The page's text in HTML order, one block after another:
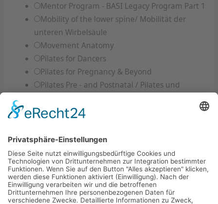
Mentor Program - BASI Legacy Program Part 1
Mobility of the lower spine/ Mobilität der
unteren Wirbelsäule
Movement Anatomy
Pilates for Dancers
Pilates for Pregnancy & Beyond
Pilates Pre - and Postnatal / Pilates und
Shoulder mechanics/ Schulter-Mechanik
The Form and Function (F2) System
The foot: Our base of support
The Spine Corrector/ Der Spine Corrector
Working on the principle of efficiency in
Pilates/ Mit Effizienz Pilates trainieren